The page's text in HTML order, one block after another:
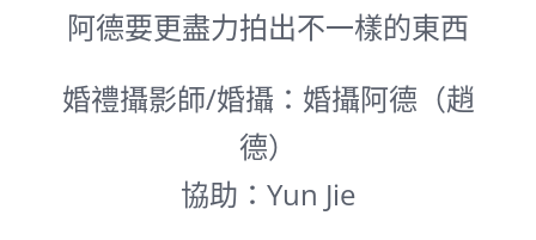
阿德要更盡力拍出不一樣的東西
婚禮攝影師/婚攝：婚攝阿德（趙
德）
協助：Yun Jie